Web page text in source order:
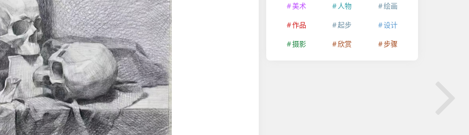
美术
人物
绘画
作品
起步
设计
摄影
欣赏 步骤